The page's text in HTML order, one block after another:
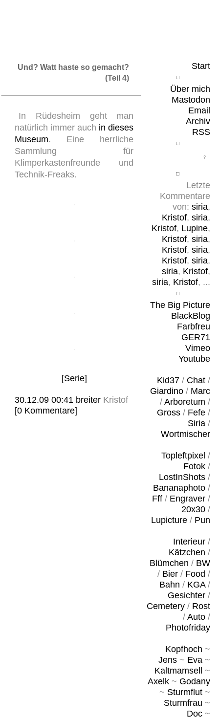
Start
Über mich
Mastodon
Email
Archiv
RSS
Letzte
Kommentare
von: siria,
Kristof, siria,
Kristof, Lupine,
Kristof, siria,
Kristof, siria,
Kristof, siria,
siria, Kristof,
siria, Kristof, ...
The Big Picture
BlackBlog
Farbfreu
GER71
Vimeo
Youtube
Kid37/ Chat/
Giardino/ Marc
/ Arboretum /
Gross/ Fefe/
Siria/
Wortmischer
Topleftpixel /
Fotok/
LostInShots/
Bananaphoto/
Fff/ Engraver/
20x30/
Lupicture/ Pun
Interieur/
Kätzchen /
Blümchen / BW
/ Bier/ Food /
Bahn / KGA/
Gesichter/
Cemetery/ Rost
/ Auto/
Photofriday
Kopfhoch ~
Jens~ Eva~
Kaltmamsell
~
Axelk~ Godany
~ Sturmflut~
Sturmfrau ~
Doc~
Und? Watt haste so gemacht?
(Teil 4)
In Rüdesheim geht man
natürlich immer auch in dieses
Museum. Eine herrliche
Sammlung für
Klimperkastenfreunde und
Technik-Freaks.
[Serie]
30.12.09 00:41 breiter Kristof
[0 Kommentare]